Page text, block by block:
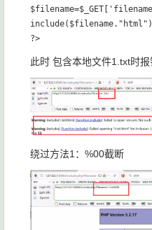
此时 包含本地文件1.txt时
绕过方法1：%00截断